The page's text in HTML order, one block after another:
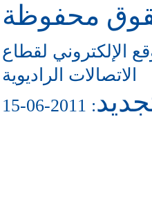
محفوظة
الإلكتروني لقطاع
الاتصالات الراديوية
: 2011-06-15